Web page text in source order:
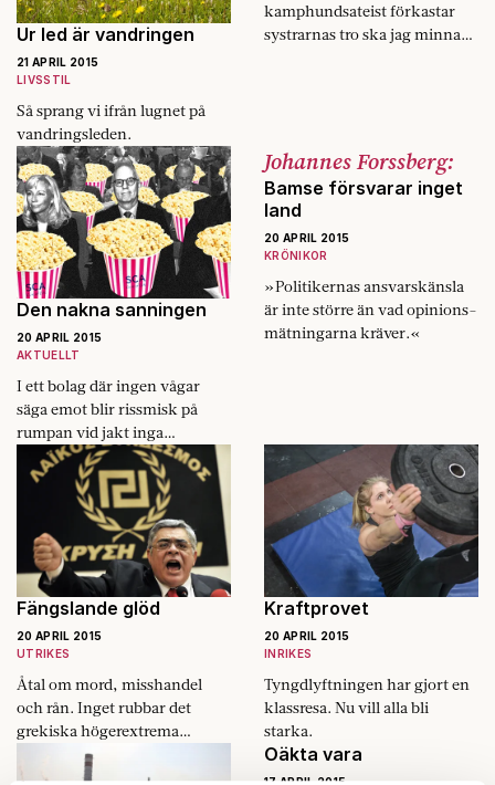
Ur led är vandringen
21 APRIL 2015
LIVSSTIL
Så sprang vi ifrån lugnet på
vandringsleden.
kamphunds­ateist förkastar
systrarnas tro ska jag minnas
Den nakna sanningen
20 APRIL 2015
AKTUELLT
I ett bolag där ingen vågar
säga emot blir rissmisk på
rumpan vid jakt inga
konstigheter.
Johannes Forssberg:
Bamse försvarar inget
land
20 APRIL 2015
KRÖNIKOR
»Politikernas ansvarskänsla
är inte större än vad opinions­
mätningarna kräver.«
Fängslande glöd
20 APRIL 2015
UTRIKES
Åtal om mord, misshandel
och rån. Inget rubbar det
grekiska högerextrema
Kraftprovet
20 APRIL 2015
INRIKES
Tyngdlyftningen har gjort en
klassresa. Nu vill alla bli
starka.
Oäkta vara
17 APRIL 2015